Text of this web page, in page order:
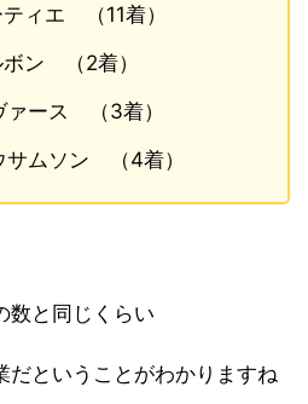
ィエ （11着）
ン （2着）
ース （3着）
ムソン （4着）
数と同じくらい
だということがわかりますね